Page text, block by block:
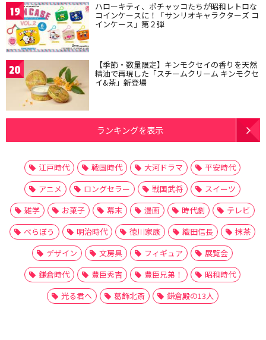
19 ハローキティ、ポチャッコたちが昭和レトロな
コインケースに！「サンリオキャラクターズ コ
インケース」第２弾
20 【季節・数量限定】キンモクセイの香りを天然
精油で再現した「スチームクリーム キンモクセ
イ&茶」新登場
ランキングを表示
江戸時代 戦国時代 大河ドラマ
平安時代
アニメ
ロングセラー 戦国武将
スイーツ
雑学
お菓子 幕末 漫画 時代劇
テレビ
べらぼう
明治時代 徳川家康 織田信長
抹茶
デザイン
文房具 フィギュア
展覧会
鎌倉時代
豊臣秀吉 豊臣兄弟！
昭和時代
光る君へ
葛飾北斎 鎌倉殿の13人